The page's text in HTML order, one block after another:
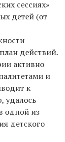
сессиях»
детей (от
действий.
активно
и
к
удалось
одной из
детского